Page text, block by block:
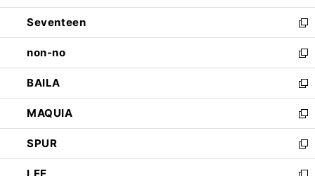
開
く
ウ
で
開
く
ン
ド
ウ
で
開
く
Seventeen
新
し
い
ウ
ィ
ン
ド
ウ
で
開
く
non-no
新
し
い
ウ
ィ
ン
ド
ウ
BAILA
新
し
い
ウ
ィ
ン
MAQUIA
新
し
い
ウ
SPUR
新
し